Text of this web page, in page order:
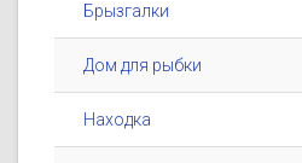
Брызгалки
Дом для рыбки
Находка